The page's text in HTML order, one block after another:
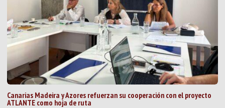
Canarias Madeira y Azores refuerzan su cooperación con el proyecto
ATLANTE como hoja de ruta